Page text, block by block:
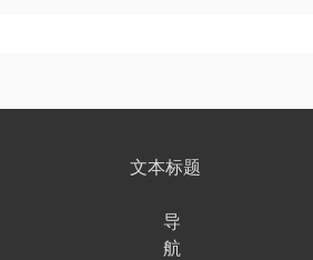
文本标题
导
航